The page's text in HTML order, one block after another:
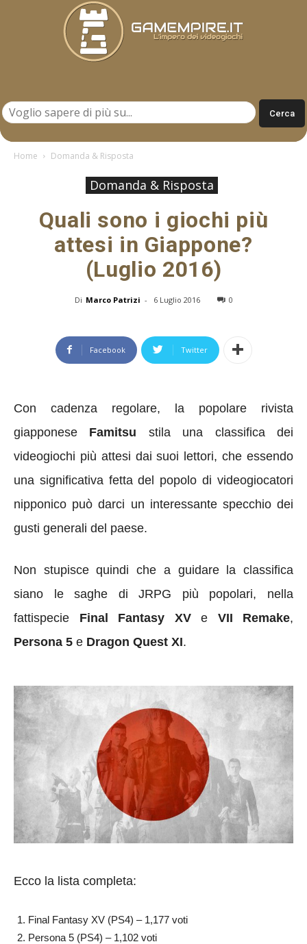
Home Domanda & Risposta
Domanda & Risposta
Quali sono i giochi più
attesi in Giappone?
(Luglio 2016)
Di Marco Patrizi - 6 Luglio 2016 0
Facebook Twitter
Con cadenza regolare, la popolare rivista
giapponese Famitsu stila una classifica dei
videogiochi più attesi dai suoi lettori, che essendo
una significativa fetta del popolo di videogiocatori
nipponico può darci un interessante specchio dei
gusti generali del paese.
Non stupisce quindi che a guidare la classifica
siano le saghe di JRPG più popolari, nella
fattispecie Final Fantasy XVe VII Remake,
Persona 5 e Dragon Quest XI.
Ecco la lista completa:
Final Fantasy XV (PS4) – 1,177 voti
Persona 5 (PS4) – 1,102 voti